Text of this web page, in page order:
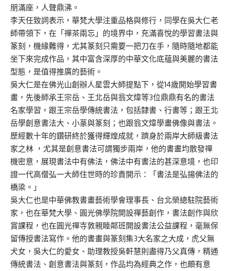
朋滿座，人聲鼎沸。
李天任致詞表示，華梵大學注重品格與修行，同學在吳大仁老
師帶領下，在「禪茶兩忘」的境界中，充滿喜悅的學習書法與
篆刻，機緣難得，尤其篆刻只需要一把刀在手，隨時隨地都能
坐下來完成作品，其中富含深厚的中華文化底蘊與美麗的書法
型態，是值得推廣的藝術。
吳大仁是在佛光山創辦人星雲大師提點下，從14歲開始學習書
畫，先後師承王宗岳、王北岳與翁文煒等3位鼎鼎有名的書法
名家學習，跟王宗岳學傳統書法，包括隸書、行書等；跟王北
岳學創意書法大、小蒃與篆刻；也跟翁文煒學畫佛像與書法。
歷經數十年的鑽研終於獲得輝煌成就，躋身於兩岸大師級書法
家之林 ，尤其是創意書法可謂獨步兩岸，他的書畫均散發禪
機密意，展現書法中有佛法，佛法中有書法的甚深意境，也印
證一代高僧弘一大師住世時的珍貴開示：「書法是弘揚佛法的
橋梁。」
吳大仁也是中華佛教書畫藝術學會理事長、台北榮總駐院藝術
家，也在華梵大學、圓光佛學院開設禪藝創作，書法創作與欣
賞課程，也在圓光禪寺敦親睦鄰班開設書法公益課程，毫無保
留傳授書法寫作。他的書畫與篆刻集3大名家之大成，虎父無
犬女，吳大仁的愛女、助理教授吳軒慧則盡得乃父真傳，精通
傳統書法、創意書法與篆刻，作品均為經典之作，也頗有意